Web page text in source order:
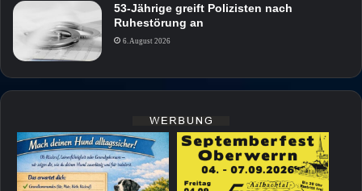
53-Jährige greift Polizisten nach
Ruhestörung an
6. August 2026